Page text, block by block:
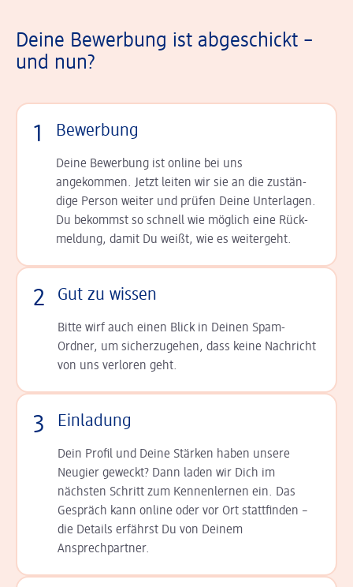
Deine Bewerbung ist abgeschickt –
und nun?
1 Bewerbung
Deine Bewerbung ist online bei uns
angekommen. Jetzt leiten wir sie an die zu­stän­
dige Person weiter und prüfen Deine Unterlagen.
Du bekommst so schnell wie möglich eine Rück­
meldung, damit Du weißt, wie es weitergeht.
2 Gut zu wissen
Bitte wirf auch einen Blick in Deinen Spam-
Ordner, um sicherzugehen, dass keine Nachricht
von uns verloren geht.
3 Einladung
Dein Profil und Deine Stär­ken haben unsere
Neugier geweckt? Dann laden wir Dich im
nächsten Schritt zum Kennen­lernen ein. Das
Gespräch kann online oder vor Ort statt­finden –
die Details er­fährst Du von Deinem
Ansprechpartner.